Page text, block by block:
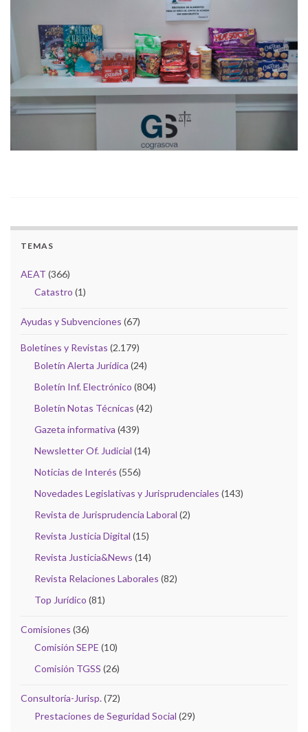
TEMAS
AEAT (366)
Catastro (1)
Ayudas y Subvenciones (67)
Boletines y Revistas (2.179)
Boletín Alerta Jurídica (24)
Boletín Inf. Electrónico (804)
Boletín Notas Técnicas (42)
Gazeta informativa (439)
Newsletter Of. Judicial (14)
Noticias de Interés (556)
Novedades Legislativas y Jurisprudenciales (143)
Revista de Jurisprudencia Laboral (2)
Revista Justicia Digital (15)
Revista Justicia&News (14)
Revista Relaciones Laborales (82)
Top Jurídico (81)
Comisiones (36)
Comisión SEPE (10)
Comisión TGSS (26)
Consultoría-Jurisp.(72)
Prestaciones de Seguridad Social (29)